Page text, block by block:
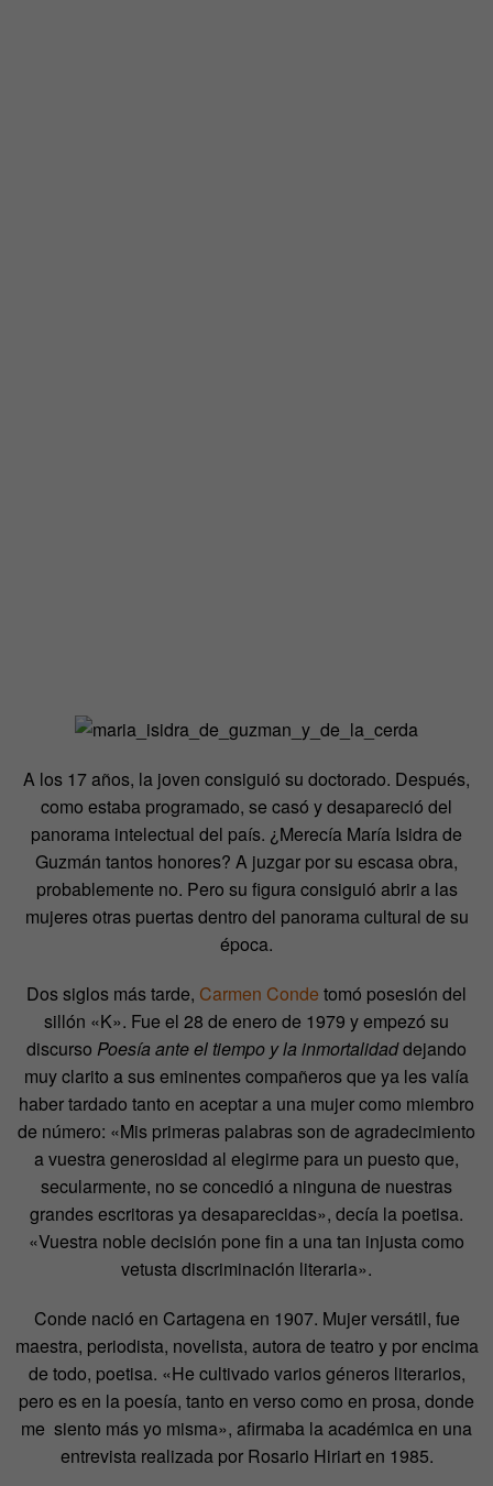
A los 17 años, la joven consiguió su doctorado. Después,
como estaba programado, se casó y desapareció del
panorama intelectual del país. ¿Merecía María Isidra de
Guzmán tantos honores? A juzgar por su escasa obra,
probablemente no. Pero su figura consiguió abrir a las
mujeres otras puertas dentro del panorama cultural de su
época.
Dos siglos más tarde, Carmen Conde tomó posesión del
sillón «K». Fue el 28 de enero de 1979 y empezó su
discurso Poesía ante el tiempo y la inmortalidaddejando
muy clarito a sus eminentes compañeros que ya les valía
haber tardado tanto en aceptar a una mujer como miembro
de número: «Mis primeras palabras son de agradecimiento
a vuestra generosidad al elegirme para un puesto que,
secularmente, no se concedió a ninguna de nuestras
grandes escritoras ya desaparecidas», decía la poetisa.
«Vuestra noble decisión pone fin a una tan injusta como
vetusta discriminación literaria».
Conde nació en Cartagena en 1907. Mujer versátil, fue
maestra, periodista, novelista, autora de teatro y por encima
de todo, poetisa. «He cultivado varios géneros literarios,
pero es en la poesía, tanto en verso como en prosa, donde
me siento más yo misma», afirmaba la académica en una
entrevista realizada por Rosario Hiriart en 1985.